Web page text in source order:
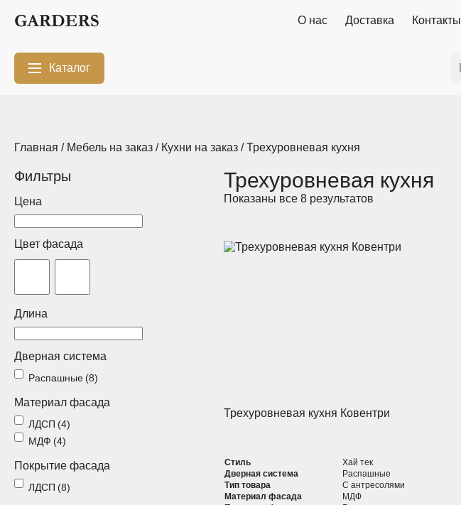
О нас Доставка Контакты
Каталог
Комоды
Мебель в детскую
ванную
Стеллажи
Распашные шкафы Шкафы
Главная / Мебель на заказ / Кухни на заказ / Трехуровневая кухня
Фильтры
Цена
Цвет фасада
Длина
Дверная система
Распашные (8)
Материал фасада
ЛДСП (4)
МДФ (4)
Покрытие фасада
ЛДСП (8)
Трехуровневая кухня
Показаны все 8 результатов
Трехуровневая кухня Ковентри
Стиль
Хай тек
Дверная система
Распашные
Тип товара
С антресолями
Материал фасада
МДФ